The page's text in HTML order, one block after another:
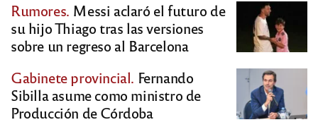
Rumores. Messi aclaró el futuro de
su hijo Thiago tras las versiones
sobre un regreso al Barcelona
Gabinete provincial. Fernando
Sibilla asume como ministro de
Producción de Córdoba